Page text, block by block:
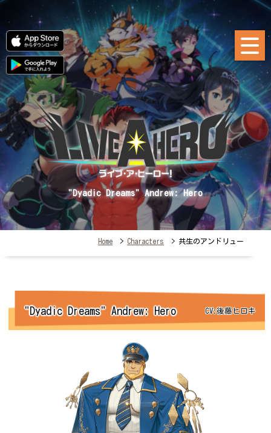
"Dyadic Dreams" Andrew: Hero
Home > Characters > 共生のアンドリュー
"Dyadic Dreams" Andrew: Hero CV:後藤ヒロキ